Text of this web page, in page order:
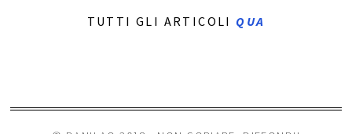
TUTTI GLI ARTICOLI QUA